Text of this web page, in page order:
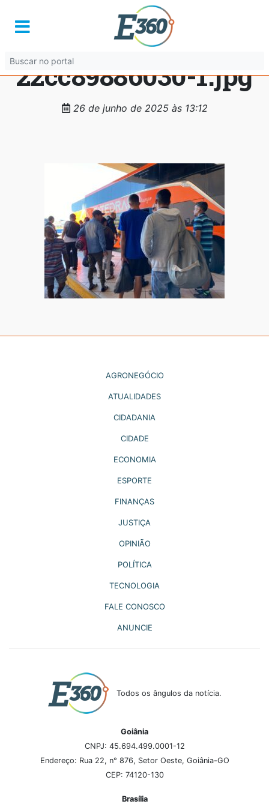
ed1337cd-3df0-
4833-b617-
22cc89886030-1.jpg
26 de junho de 2025 às 13:12
AGRONEGÓCIO
ATUALIDADES
CIDADANIA
CIDADE
ECONOMIA
ESPORTE
FINANÇAS
JUSTIÇA
OPINIÃO
POLÍTICA
TECNOLOGIA
FALE CONOSCO
ANUNCIE
Todos os ângulos da notícia.
Goiânia
CNPJ: 45.694.499.0001-12
Endereço: Rua 22, n° 876, Setor Oeste, Goiânia-GO
CEP: 74120-130
Brasília